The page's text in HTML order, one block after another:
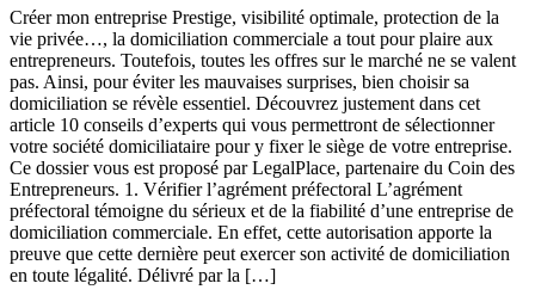
Créer mon entreprise Prestige, visibilité optimale, protection de la
vie privée…, la domiciliation commerciale a tout pour plaire aux
entrepreneurs. Toutefois, toutes les offres sur le marché ne se valent
pas. Ainsi, pour éviter les mauvaises surprises, bien choisir sa
domiciliation se révèle essentiel. Découvrez justement dans cet
article 10 conseils d’experts qui vous permettront de sélectionner
votre société domiciliataire pour y fixer le siège de votre entreprise.
Ce dossier vous est proposé par LegalPlace, partenaire du Coin des
Entrepreneurs. 1. Vérifier l’agrément préfectoral L’agrément
préfectoral témoigne du sérieux et de la fiabilité d’une entreprise de
domiciliation commerciale. En effet, cette autorisation apporte la
preuve que cette dernière peut exercer son activité de domiciliation
en toute légalité. Délivré par la […]